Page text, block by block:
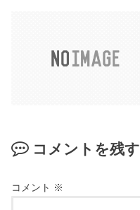
コメントを残す
コメント ※